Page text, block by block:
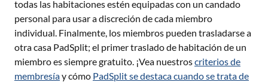
todas las habitaciones estén equipadas con un candado
personal para usar a discreción de cada miembro
individual. Finalmente, los miembros pueden trasladarse a
otra casa PadSplit; el primer traslado de habitación de un
miembro es siempre gratuito. ¡Vea nuestroscriterios de
membresíay cómo PadSplit se destaca cuando se trata de